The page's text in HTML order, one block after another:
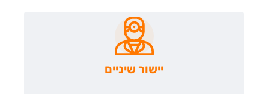
יישור שיניים